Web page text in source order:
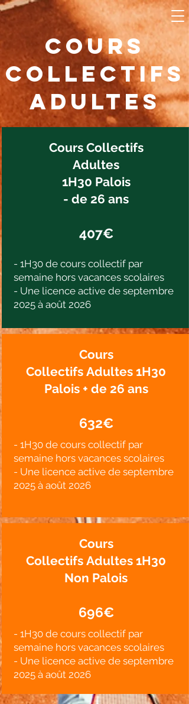
cours
collectifs
adultes
Cours Collectifs
Adultes
1H30 Palois
- de 26 ans
407€
- 1H30 de cours collectif par
semaine hors vacances scolaires
- Une licence active de septembre
2025 à août 2026
Cours
Collectifs Adultes 1H30
Palois + de 26 ans
632€
- 1H30 de cours collectif par
semaine hors vacances scolaires
- Une licence active de septembre
2025 à août 2026
Cours
Collectifs Adultes 1H30
Non Palois
696€
- 1H30 de cours collectif par
semaine hors vacances scolaires
- Une licence active de septembre
2025 à août 2026